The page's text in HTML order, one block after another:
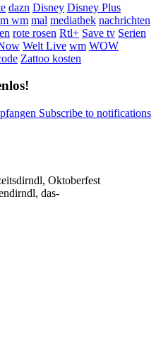
dazn Disney Disney Plus
wm mal mediathek nachrichten
rote rosen Rtl+ Save tv Serien
Welt Live wm WOW
Zattoo kosten
Subscribe to notifications
Oktoberfest
das-